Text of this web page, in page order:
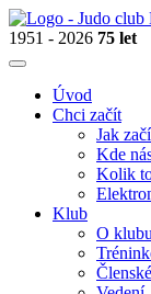
1951 - 2026 75 let
Úvod
Chci začít
Jak
Kde
Kolik
Klub
O klubu